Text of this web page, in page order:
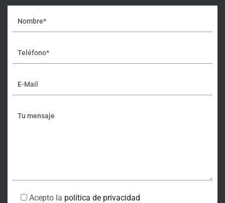
Acepto la política de privacidad